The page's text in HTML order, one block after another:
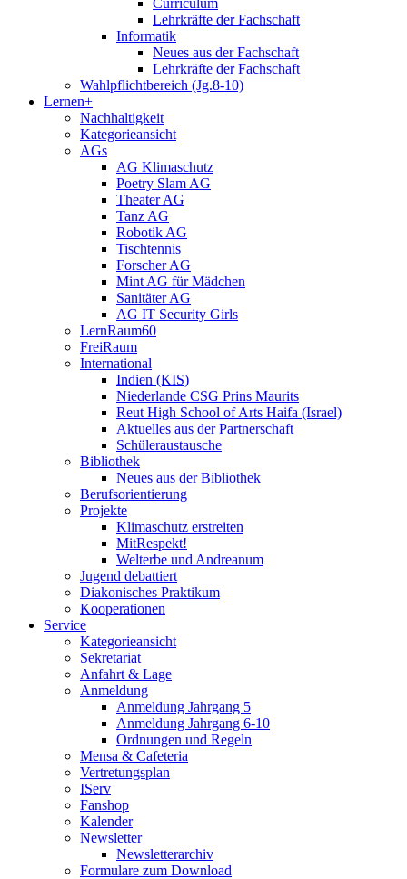
Lehrkräfte der Fachschaft
Informatik
Neues aus der Fachschaft
Lehrkräfte der Fachschaft
Wahlpflichtbereich (Jg.8-10)
Lernen+
Nachhaltigkeit
Kategorieansicht
AGs
AG Klimaschutz
Poetry Slam AG
Theater AG
Tanz AG
Robotik AG
Tischtennis
Forscher AG
Mint AG für Mädchen
Sanitäter AG
AG IT Security Girls
LernRaum60
FreiRaum
International
Indien (KIS)
Niederlande CSG Prins Maurits
Reut High School of Arts Haifa (Israel)
Aktuelles aus der Partnerschaft
Schüleraustausche
Bibliothek
Neues aus der Bibliothek
Berufsorientierung
Projekte
Klimaschutz erstreiten
MitRespekt!
Welterbe und Andreanum
Jugend debattiert
Diakonisches Praktikum
Kooperationen
Service
Kategorieansicht
Sekretariat
Anfahrt & Lage
Anmeldung
Anmeldung Jahrgang 5
Anmeldung Jahrgang 6-10
Ordnungen und Regeln
Mensa & Cafeteria
Vertretungsplan
IServ
Fanshop
Kalender
Newsletter
Newsletterarchiv
Formulare zum Download